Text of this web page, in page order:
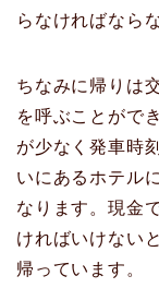
らなければなら
ちなみに帰りは
を呼ぶことがで
が少なく発車時
いにあるホテル
なります。現金
ければいけない
帰っています。